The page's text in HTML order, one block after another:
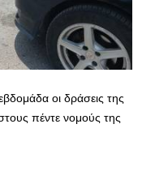
οι δράσεις της
πέντε νομούς της